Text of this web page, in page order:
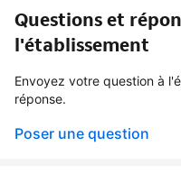
Questions et
l'établissement
Envoyez votre question à
réponse.
Poser une question